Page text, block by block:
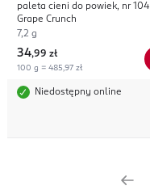
paleta cieni do powiek, nr 104
Grape Crunch
7,2 g
34,99 zł
100 g = 485,97 zł
Niedostępny online